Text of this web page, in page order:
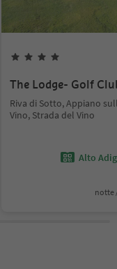
The Lodge- Golf
Riva di Sotto, Appiano
Vino, Strada del Vino
Alto
notte